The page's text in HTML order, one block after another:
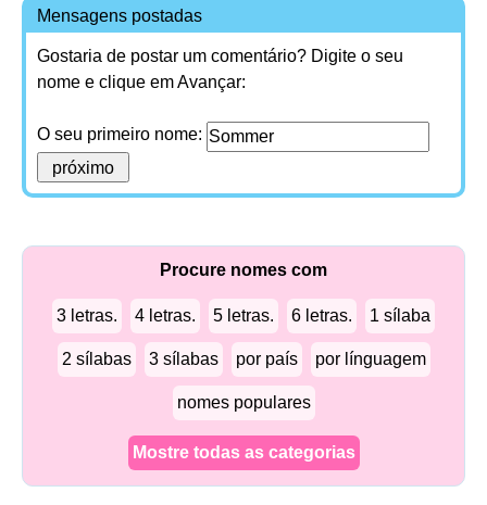
Mensagens postadas
Gostaria de postar um comentário? Digite o seu
nome e clique em Avançar:
O seu primeiro nome:
Procure nomes com
3 letras. 4 letras. 5 letras. 6 letras. 1 sílaba
2 sílabas 3 sílabas por país por línguagem
nomes populares
Mostre todas as categorias